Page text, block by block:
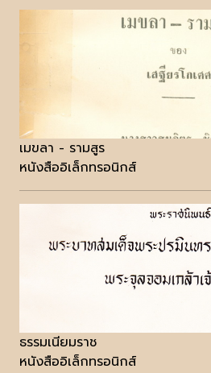
เมขลา - รามสูร
หนังสืออิเล็กทรอนิกส์
ธรรมเนียมราช
หนังสืออิเล็กทรอนิกส์